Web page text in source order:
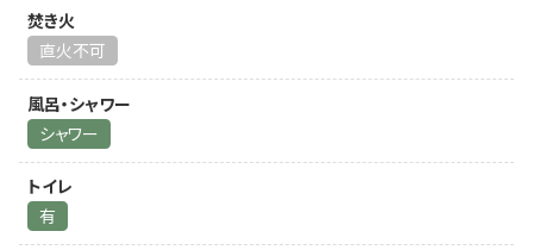
焚き火
直火不可
風呂・シャワー
シャワー
トイレ
有